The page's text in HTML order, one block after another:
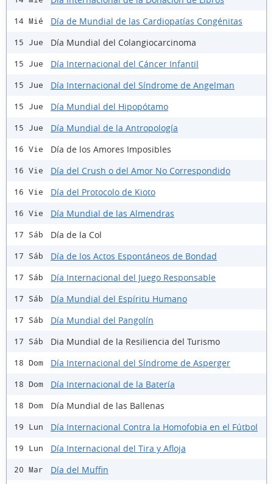
14 Mié Día de Mundial de las Cardiopatías Congénitas
15 Jue Día Mundial del Colangiocarcinoma
15 Jue Día Internacional del Cáncer Infantil
15 Jue Día Internacional del Síndrome de Angelman
15 Jue Día Mundial del Hipopótamo
15 Jue Día Mundial de la Antropología
16 Vie Día de los Amores Imposibles
16 Vie Día del Crush o del Amor No Correspondido
16 Vie Día del Protocolo de Kioto
16 Vie Día Mundial de las Almendras
17 Sáb Día de la Col
17 Sáb Día de los Actos Espontáneos de Bondad
17 Sáb Día Internacional del Juego Responsable
17 Sáb Día Mundial del Espíritu Humano
17 Sáb Día Mundial del Pangolín
17 Sáb Dia Mundial de la Resiliencia del Turismo
18 Dom Día Internacional del Síndrome de Asperger
18 Dom Día Internacional de la Batería
18 Dom Día Mundial de las Ballenas
19 Lun Día Internacional Contra la Homofobia en el Fútbol
19 Lun Día Internacional del Tira y Afloja
20 Mar Día del Muffin